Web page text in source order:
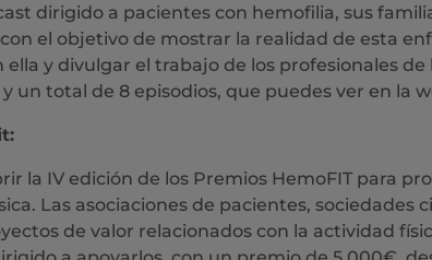
dirigido a pacientes con hemofilia, sus
el objetivo de mostrar la realidad de esta
ella y divulgar el trabajo de los profesionales
un total de 8 episodios, que puedes ver en la
la IV edición de los Premios HemoFIT para
Las asociaciones de pacientes, sociedades
de valor relacionados con la actividad